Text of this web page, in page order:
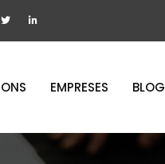
EMPRESES BLOG